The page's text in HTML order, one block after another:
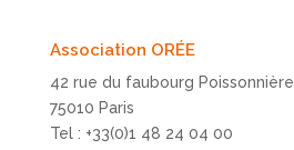
Association ORÉE
42 rue du faubourg Poissonnière
75010 Paris
Tel : +33(0)1 48 24 04 00